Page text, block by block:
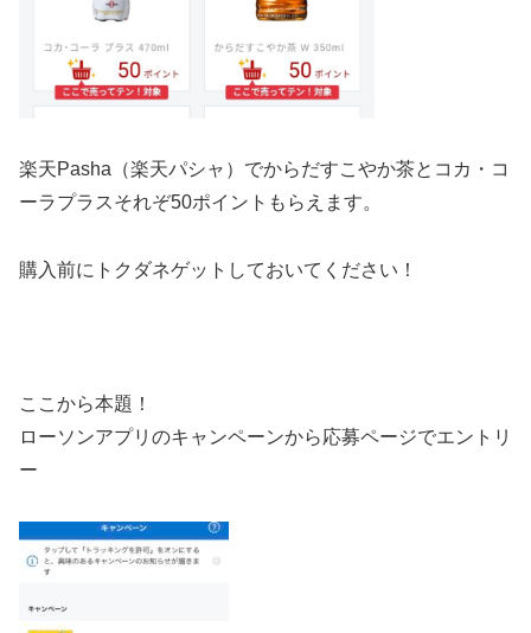
楽天Pasha（楽天パシャ）でからだすこやか茶とコカ・コ
ーラプラスそれぞ50ポイントもらえます。
購入前にトクダネゲットしておいてください！
ここから本題！
ローソンアプリのキャンペーンから応募ページでエントリ
ー